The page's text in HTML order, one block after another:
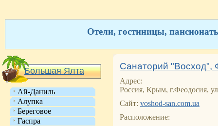
Отели, гостиницы,
Большая Ялта
Ай-Даниль
Алупка
Береговое
Гаспра
Санаторий "Восход",
Адрес:
Россия, Крым, г.Феодосия,
Сайт: voshod-san.com.ua
Расположение: